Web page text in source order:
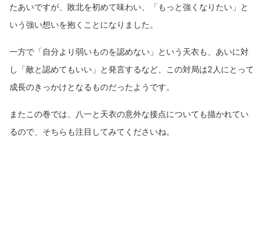
たあいですが、敗北を初めて味わい、「もっと強くなりたい」と
いう強い想いを抱くことになりました。
一方で「自分より弱いものを認めない」という天衣も、あいに対
し「敵と認めてもいい」と発言するなど、この対局は2人にとって
成長のきっかけとなるものだったようです。
またこの巻では、八一と天衣の意外な接点についても描かれてい
るので、そちらも注目してみてくださいね。